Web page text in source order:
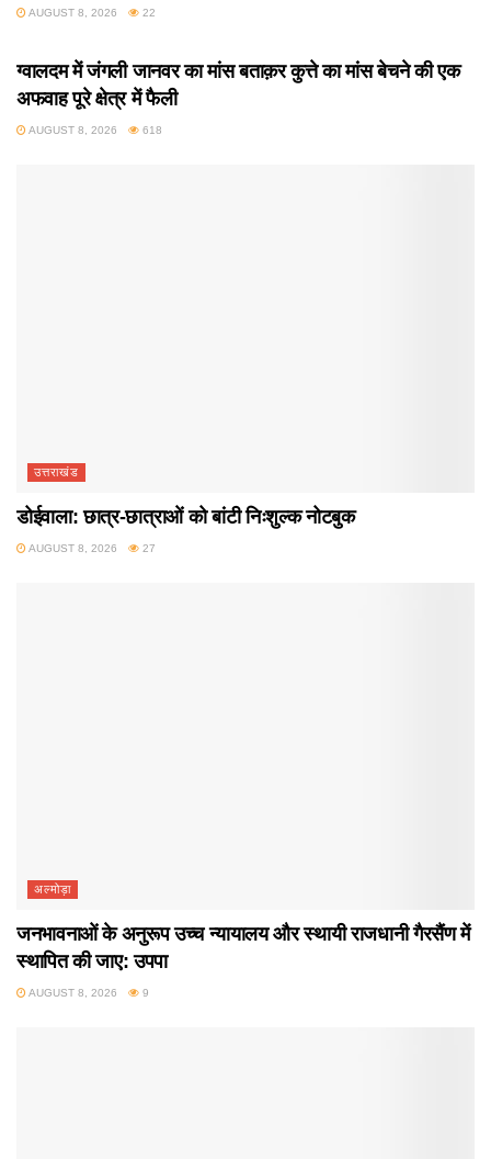
AUGUST 8, 2026 22
ग्वालदम में जंगली जानवर का मांस बताक़र कुत्ते का मांस बेचने की एक
अफवाह पूरे क्षेत्र में फैली
AUGUST 8, 2026 618
उत्तराखंड
डोईवाला: छात्र-छात्राओं को बांटी निःशुल्क नोटबुक
AUGUST 8, 2026 27
अल्मोड़ा
जनभावनाओं के अनुरूप उच्च न्यायालय और स्थायी राजधानी गैरसैंण में
स्थापित की जाए: उपपा
AUGUST 8, 2026 9